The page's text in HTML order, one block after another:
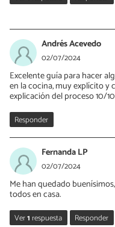
04/07/2024
¡Me encanta que te
Andrés Acevedo
02/07/2024
Excelente guía para hacer
en la cocina, muy explícito
explicación del proceso 10/10
Responder
Fernanda LP
02/07/2024
Me han quedado
todos en casa.
Ver1respuesta Responder